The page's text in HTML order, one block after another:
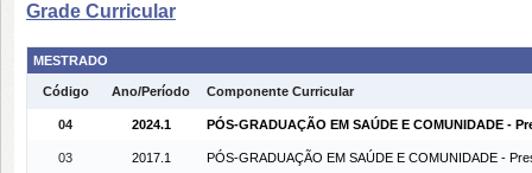
Grade Curricular
MESTRADO
Código Ano/Período Componente Curricular
04 2024.1 PÓS-GRADUAÇÃO EM SAÚDE E COMUNIDADE -
03 2017.1 PÓS-GRADUAÇÃO EM SAÚDE E COMUNIDADE -